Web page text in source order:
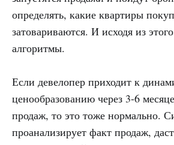
определять, какие квартиры
затовариваются. И исходя из
алгоритмы.
Если девелопер приходит к
ценообразованию через 3-6
продаж, то это тоже нормально.
проанализирует факт продаж,